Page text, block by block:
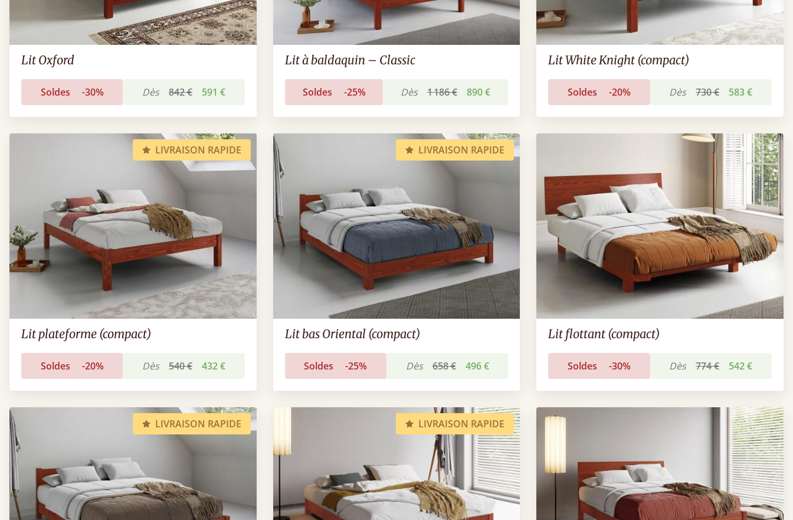
Lit Oxford
Soldes -30% Dès 842 € 591 €
Lit à baldaquin – Classic
Soldes -25% Dès 1 186 € 890 €
Lit White Knight (compact)
Soldes -20% Dès 730 € 583 €
LIVRAISON RAPIDE
Lit plateforme (compact)
Soldes -20% Dès 540 € 432 €
LIVRAISON RAPIDE
Lit bas Oriental (compact)
Soldes -25% Dès 658 € 496 €
Lit flottant (compact)
Soldes -30% Dès 774 € 542 €
LIVRAISON RAPIDE LIVRAISON RAPIDE